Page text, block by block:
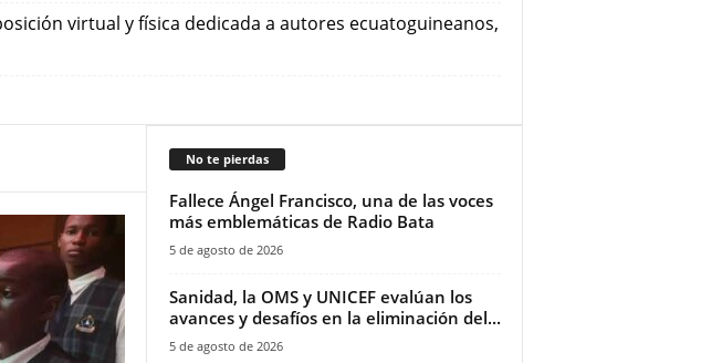
virtual y física dedicada a autores ecuatoguineanos,
No te pierdas
Fallece Ángel Francisco, una de las voces
más emblemáticas de Radio Bata
5 de agosto de 2026
Sanidad, la OMS y UNICEF evalúan los
avances y desafíos en la eliminación del...
5 de agosto de 2026